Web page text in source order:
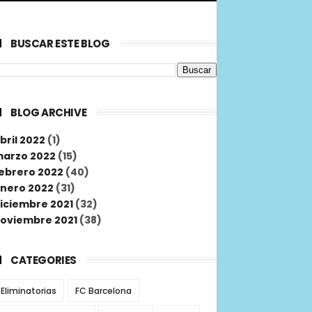
BUSCAR ESTE BLOG
BLOG ARCHIVE
2022 (1)
2022 (15)
2022 (40)
2022 (31)
2021 (32)
2021 (38)
CATEGORIES
Eliminatorias FC Barcelona